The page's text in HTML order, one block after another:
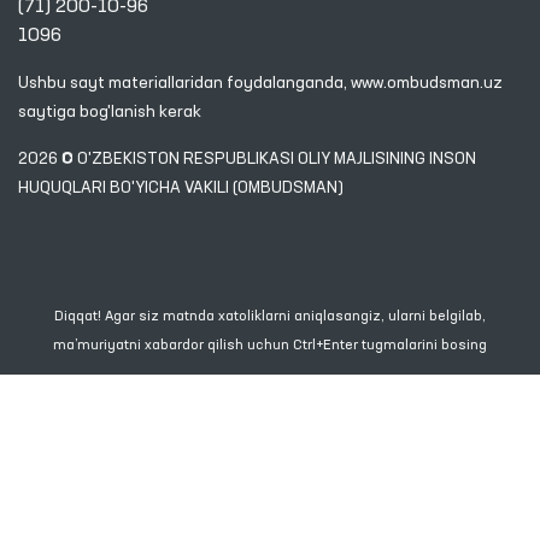
(71) 200-10-96
1096
Ushbu sayt materiallaridan foydalanganda, www.ombudsman.uz
saytiga bog'lanish kerak
2026 © O'ZBEKISTON RESPUBLIKASI OLIY MAJLISINING INSON
HUQUQLARI BO'YICHA VAKILI (OMBUDSMAN)
Diqqat! Agar siz matnda xatoliklarni aniqlasangiz, ularni belgilab,
ma’muriyatni xabardor qilish uchun Ctrl+Enter tugmalarini bosing